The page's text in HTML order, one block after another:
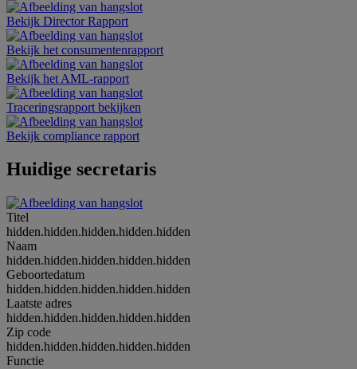
Bekijk Director Rapport
Bekijk het consumentenrapport
Bekijk het AML-rapport
Traceringsrapport bekijken
Bekijk compliance rapport
Huidige secretaris
Titel
hidden.hidden.hidden.hidden.hidden
Naam
hidden.hidden.hidden.hidden.hidden
Geboortedatum
hidden.hidden.hidden.hidden.hidden
Laatste adres
hidden.hidden.hidden.hidden.hidden
Zip code
hidden.hidden.hidden.hidden.hidden
Functie